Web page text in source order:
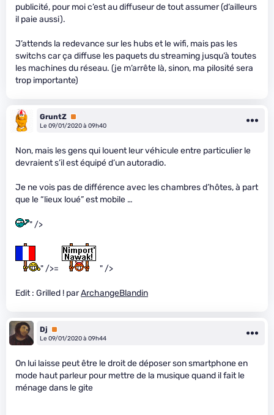
publicité, pour moi c’est au diffuseur de tout assumer (d’ailleurs
il paie aussi).
J’attends la redevance sur les hubs et le wifi, mais pas les
switchs car ça diffuse les paquets du streaming jusqu’à toutes
les machines du réseau. (je m’arrête là, sinon, ma pilosité sera
trop importante)
GruntZ Premium
Le 09/01/2020 à 09h40
Non, mais les gens qui louent leur véhicule entre particulier le
devraient s’il est équipé d’un autoradio.
Je ne vois pas de différence avec les chambres d’hôtes, à part
que le “lieux loué” est mobile …
" />
" />= " />
Edit : Grilled ! parArchangeBlandin
Dj
Premium
Le 09/01/2020 à 09h44
On lui laisse peut être le droit de déposer son smartphone en
mode haut parleur pour mettre de la musique quand il fait le
ménage dans le gite